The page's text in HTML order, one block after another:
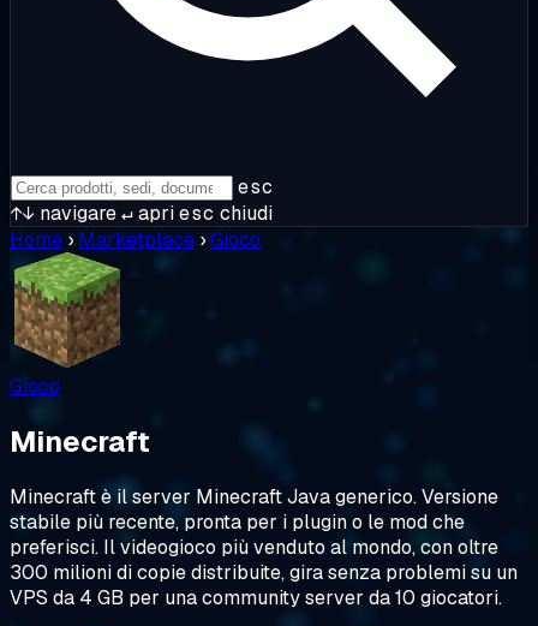
esc
↑↓ navigare↵apriesc chiudi
Home › Marketplace ›Gioco
Gioco
Minecraft
Minecraft è il server Minecraft Java generico. Versione
stabile più recente, pronta per i plugin o le mod che
preferisci. Il videogioco più venduto al mondo, con oltre
300 milioni di copie distribuite, gira senza problemi su un
VPS da 4 GB per una community server da 10 giocatori.